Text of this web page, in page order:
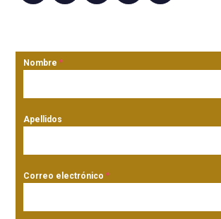
Nombre*
Apellidos
Correo electrónico*